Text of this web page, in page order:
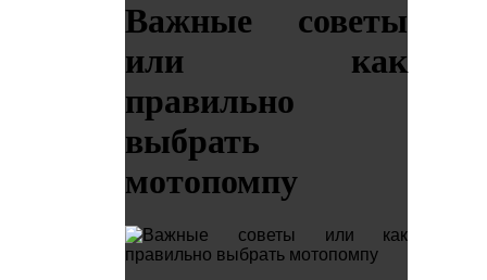
Важные советы
или как
правильно
выбрать
мотопомпу